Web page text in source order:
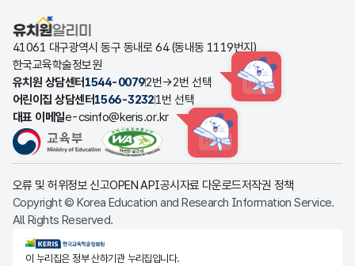
유치원알리미
41061 대구광역시 동구 동내로 64 (동내동 1119번지)
한국교육학술정보원
유치원 상담센터 1544-00792번→2번 선택 HINT
어린이집 상담센터1566-32321번 선택
대표 이메일e-csinfo@keris.or.kr
HINT
오류 및 허위정보 신고OPEN API공시자료 다운로드저작권 정책
Copyright © Korea Education and Research Information Service.
All Rights Reserved.
KERIS한국교육학술정보원
이 누리집은 정부 산하기관 누리집입니다.